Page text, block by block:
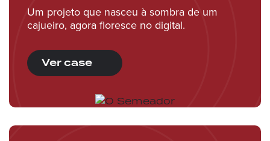
Um projeto que nasceu à sombra de um
cajueiro, agora floresce no digital.
Ver case